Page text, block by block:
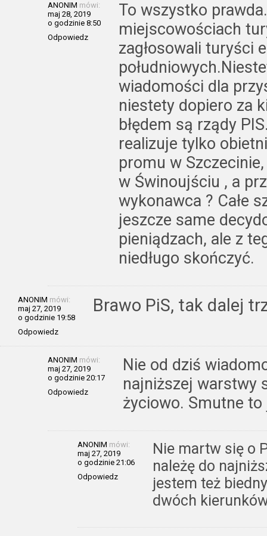
ANONIM mówi:
maj 28, 2019
o godzinie 8:50
Odpowiedz
To wszystko
miejscowościach
zagłosowali turyści
wiadomości dla
niestety dopiero za
błędem są rządy
realizuje tylko
promu w
w Świnoujściu , a
wykonawca ? Całe
jeszcze same
pieniądzach, ale z
niedługo skończyć.
ANONIM mówi:
maj 27, 2019
o godzinie 19:58
Odpowiedz
Brawo PiS, tak dalej
ANONIM mówi:
maj 27, 2019
o godzinie 20:17
Odpowiedz
Nie od dziś
najniższej warstwy
życiowo. Smutne
ANONIM mówi:
maj 27, 2019
o godzinie 21:06
Odpowiedz
Nie martw się o
należę do
jestem też
dwóch